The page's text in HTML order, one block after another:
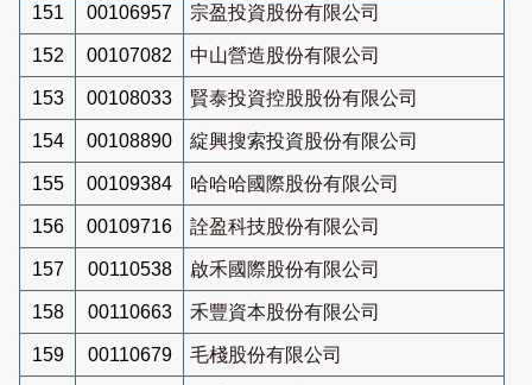
151 00106957 宗盈投資股份有限公司
152 00107082 中山營造股份有限公司
153 00108033 賢泰投資控股股份有限公司
154 00108890 綻興搜索投資股份有限公司
155 00109384 哈哈哈國際股份有限公司
156 00109716 詮盈科技股份有限公司
157 00110538 啟禾國際股份有限公司
158 00110663 禾豐資本股份有限公司
159 00110679 毛棧股份有限公司